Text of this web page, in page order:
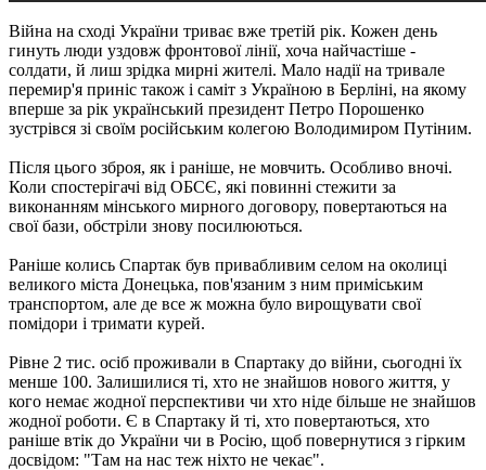
Війна на сході України триває вже третій рік. Кожен день
гинуть люди уздовж фронтової лінії, хоча найчастіше -
солдати, й лиш зрідка мирні жителі. Мало надії на тривале
перемир'я приніс також і саміт з Україною в Берліні, на якому
вперше за рік український президент Петро Порошенко
зустрівся зі своїм російським колегою Володимиром Путіним.
Після цього зброя, як і раніше, не мовчить. Особливо вночі.
Коли спостерігачі від ОБСЄ, які повинні стежити за
виконанням мінського мирного договору, повертаються на
свої бази, обстріли знову посилюються.
Раніше колись Спартак був привабливим селом на околиці
великого міста Донецька, пов'язаним з ним приміським
транспортом, але де все ж можна було вирощувати свої
помідори і тримати курей.
Рівне 2 тис. осіб проживали в Спартаку до війни, сьогодні їх
менше 100. Залишилися ті, хто не знайшов нового життя, у
кого немає жодної перспективи чи хто ніде більше не знайшов
жодної роботи. Є в Спартаку й ті, хто повертаються, хто
раніше втік до України чи в Росію, щоб повернутися з гірким
досвідом: "Там на нас теж ніхто не чекає".